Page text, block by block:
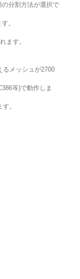
分割方法が選択で
。
ます。
るメッシュが2700
等)で動作しま
。